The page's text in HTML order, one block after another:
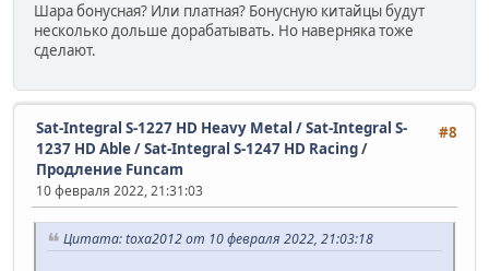
Шара бонусная? Или платная? Бонусную китайцы будут
несколько дольше дорабатывать. Но наверняка тоже
сделают.
#8
Sat-Integral S-1227 HD Heavy Metal / Sat-Integral S-
1237 HD Able / Sat-Integral S-1247 HD Racing/
Продление Funcam
10 февраля 2022, 21:31:03
Цитата: toxa2012 от 10 февраля 2022, 21:03:18